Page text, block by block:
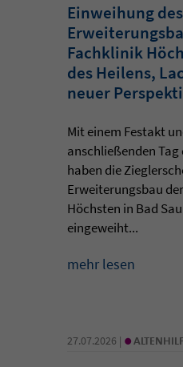
Einweihung des
Fachklinik
des Heilens,
neuer
Mit einem Festakt
anschließenden
haben die
Erweiterungsbau
Höchsten in Bad
eingeweiht...
mehr lesen
27.07.2026 | •